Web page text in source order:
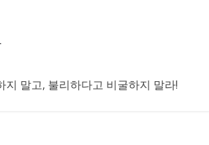
지 말고, 불리하다고 비굴하지 말라!